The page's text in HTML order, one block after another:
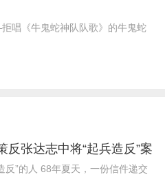
唱《牛鬼蛇神队队歌》的牛鬼蛇
张达志中将“起兵造反”案
反”的人 68年夏天，一份信件递交